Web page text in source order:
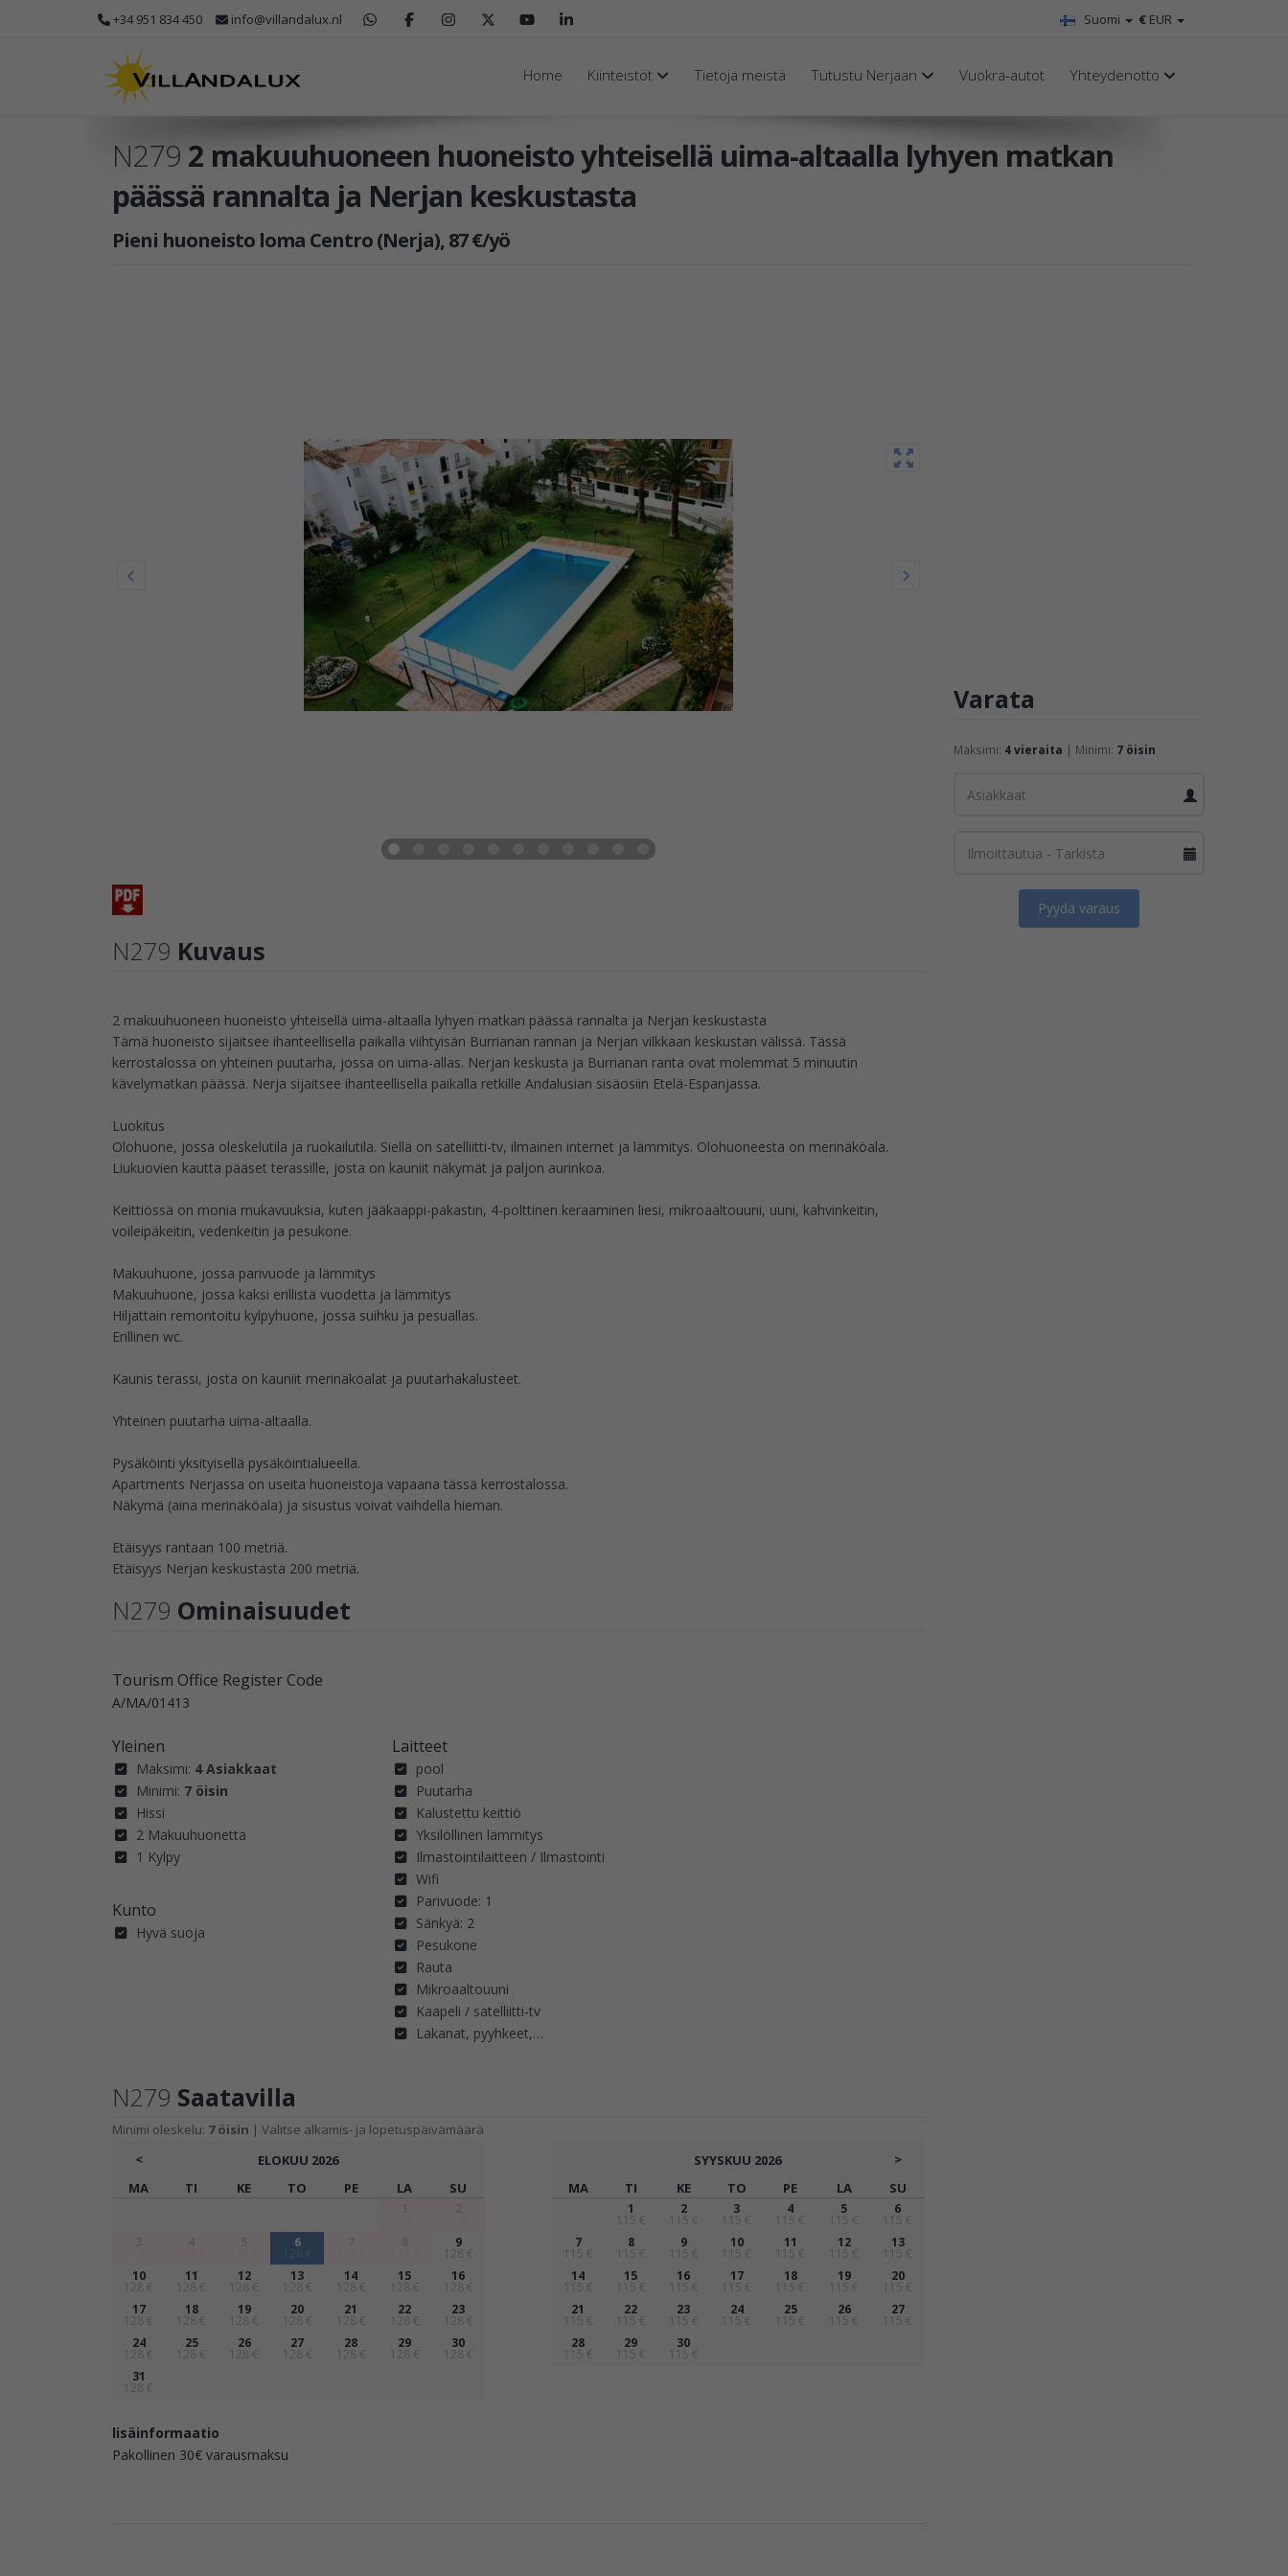
+34 951 834 450 info@villandalux.nl € EUR
Suomi
Home Kiinteistöt Tietoja meistä Tutustu Nerjaan Vuokra-autot Yhteydenotto
N279 2 makuuhuoneen huoneisto yhteisellä uima-altaalla lyhyen matkan
päässä rannalta ja Nerjan keskustasta
Pieni huoneisto loma Centro (Nerja), 87 €/yö
N279 Kuvaus
2 makuuhuoneen huoneisto yhteisellä uima-altaalla lyhyen matkan päässä rannalta ja Nerjan keskustasta
Tämä huoneisto sijaitsee ihanteellisella paikalla viihtyisän Burrianan rannan ja Nerjan vilkkaan keskustan välissä. Tässä
kerrostalossa on yhteinen puutarha, jossa on uima-allas. Nerjan keskusta ja Burrianan ranta ovat molemmat 5 minuutin
kävelymatkan päässä. Nerja sijaitsee ihanteellisella paikalla retkille Andalusian sisäosiin Etelä-Espanjassa.
Luokitus
Olohuone, jossa oleskelutila ja ruokailutila. Siellä on satelliitti-tv, ilmainen internet ja lämmitys. Olohuoneesta on merinäköala.
Liukuovien kautta pääset terassille, josta on kauniit näkymät ja paljon aurinkoa.
Keittiössä on monia mukavuuksia, kuten jääkaappi-pakastin, 4-polttinen keraaminen liesi, mikroaaltouuni, uuni, kahvinkeitin,
voileipäkeitin, vedenkeitin ja pesukone.
Makuuhuone, jossa parivuode ja lämmitys
Makuuhuone, jossa kaksi erillistä vuodetta ja lämmitys
Hiljattain remontoitu kylpyhuone, jossa suihku ja pesuallas.
Erillinen wc.
Kaunis terassi, josta on kauniit merinäköalat ja puutarhakalusteet.
Yhteinen puutarha uima-altaalla.
Pysäköinti yksityisellä pysäköintialueella.
Apartments Nerjassa on useita huoneistoja vapaana tässä kerrostalossa.
Näkymä (aina merinäköala) ja sisustus voivat vaihdella hieman.
Etäisyys rantaan 100 metriä.
Etäisyys Nerjan keskustasta 200 metriä.
N279 Ominaisuudet
Tourism Office Register Code
A/MA/01413
Yleinen
Maksimi: 4 Asiakkaat
Minimi: 7 öisin
Hissi
2 Makuuhuonetta
1 Kylpy
Kunto
Hyvä suoja
Laitteet
pool
Puutarha
Kalustettu keittiö
Yksilöllinen lämmitys
Ilmastointilaitteen / Ilmastointi
Wifi
Parivuode: 1
Sänkyä: 2
Pesukone
Rauta
Mikroaaltouuni
Kaapeli / satelliitti-tv
Lakanat, pyyhkeet,…
N279 Saatavilla
Minimi oleskelu: 7 öisin | Valitse alkamis- ja lopetuspäivämäärä
<
ELOKUU 2026
MA
TI KE TO PE LA SU
6 9
128 €
10
128 €
11
128 €
12
128 €
13
128 €
14
128 €
15
128 €
16
128 €
17
128 €
18
128 €
19
128 €
20
128 €
21
128 €
22
128 €
23
128 €
24
128 €
25
128 €
26
128 €
27
128 €
28
128 €
29
128 €
30
128 €
31
128 €
SYYSKUU 2026
>
MA
TI KE TO PE LA SU
1
115 €
2
115 €
3
115 €
4
115 €
5
115 €
6
115 €
7
115 €
8
115 €
9
115 €
10
115 €
11
115 €
12
115 €
13
115 €
14
115 €
15
115 €
16
115 €
17
115 €
18
115 €
19
115 €
20
115 €
21
115 €
22
115 €
23
115 €
24
115 €
25
115 €
26
115 €
27
115 €
28
115 €
29
115 €
30
115 €
lisäinformaatio
Pakollinen 30€ varausmaksu
Varata
Maksimi: 4 vieraita | Minimi: 7 öisin